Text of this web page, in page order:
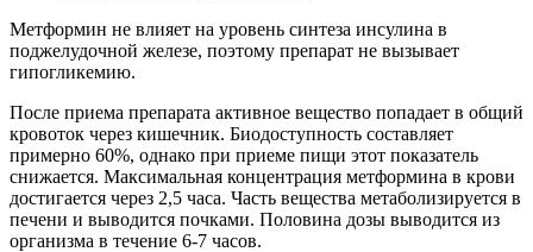
Метформин не влияет на уровень синтеза инсулина в
поджелудочной железе, поэтому препарат не вызывает
гипогликемию.
После приема препарата активное вещество попадает в общий
кровоток через кишечник. Биодоступность составляет
примерно 60%, однако при приеме пищи этот показатель
снижается. Максимальная концентрация метформина в крови
достигается через 2,5 часа. Часть вещества метаболизируется в
печени и выводится почками. Половина дозы выводится из
организма в течение 6-7 часов.